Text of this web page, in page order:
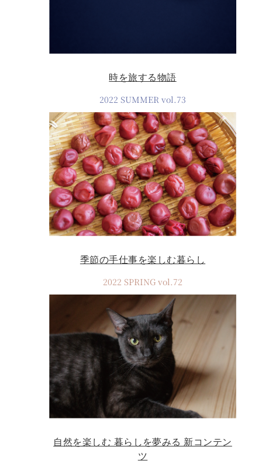
時を旅する物語
2022 SUMMER vol.73
季節の手仕事を楽しむ暮らし
2022 SPRING vol.72
自然を楽しむ 暮らしを夢みる 新コンテン
ツ